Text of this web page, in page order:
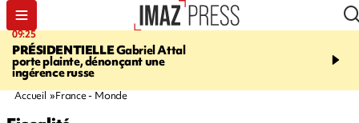
09:25
PRÉSIDENTIELLEGabriel Attal
porte plainte, dénonçant une
ingérence russe
11:43
accident après le virage
Accueil France - Monde